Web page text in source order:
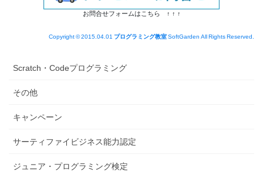
お問合せフォームはこちら ↑ ↑ ↑
Copyright © 2015.04.01 プログラミング教室SoftGarden All Rights Reserved.
Scratch・Codeプログラミング
その他
キャンペーン
サーティファイビジネス能力認定
ジュニア・プログラミング検定